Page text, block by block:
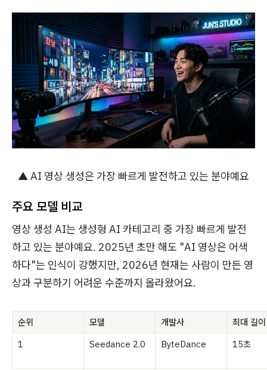
▲ AI 영상 생성은 가장 빠르게 발전하고 있는 분야예요
주요 모델 비교
영상 생성 AI는 생성형 AI 카테고리 중 가장 빠르게 발전
하고 있는 분야예요. 2025년 초만 해도 "AI 영상은 어색
하다"는 인식이 강했지만, 2026년 현재는 사람이 만든 영
상과 구분하기 어려운 수준까지 올라왔어요.
순위 모델 개발사
최대 길이
1
Seedance 2.0 ByteDance 15초